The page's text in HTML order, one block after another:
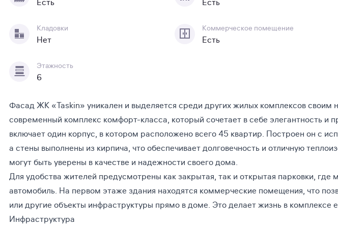
Есть Есть
Кладовки
Нет
Коммерческое помещение
Есть
Этажность
6
Фасад ЖК «Taskin» уникален и выделяется среди других жилых комплексов
современный комплекс комфорт-класса, который сочетает в себе элегантность и
включает один корпус, в котором расположено всего 45 квартир. Построен он с
а стены выполнены из кирпича, что обеспечивает долговечность и отличную
могут быть уверены в качестве и надежности своего дома.
Для удобства жителей предусмотрены как закрытая, так и открытая парковки, где
автомобиль. На первом этаже здания находятся коммерческие помещения, что
или другие объекты инфраструктуры прямо в доме. Это делает жизнь в комплексе
Инфраструктура